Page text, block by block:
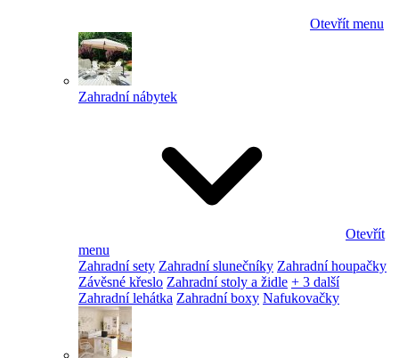
Otevřít menu
Zahradní nábytek
Otevřít
menu
Zahradní sety Zahradní slunečníky Zahradní houpačky
Závěsné křeslo Zahradní stoly a židle + 3 další
Zahradní lehátka Zahradní boxy Nafukovačky